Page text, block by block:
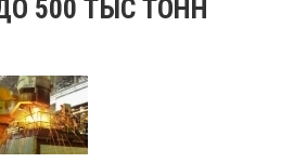
500 ТЫС ТОНН